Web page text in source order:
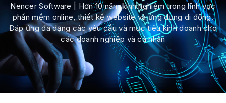
Nencer Software | Hơn 10 năm kinh nghiệm trong lĩnh vực
phần mềm online, thiết kế website và ứng dụng di động.
Đáp ứng đa dạng các yêu cầu và mục tiêu kinh doanh cho
các doanh nghiệp và cá nhân